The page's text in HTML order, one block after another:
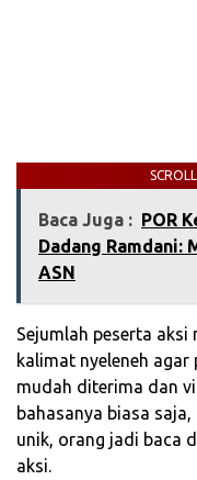
Baca Juga : POR
Dadang
ASN
Sejumlah peserta aksi
kalimat nyeleneh agar
mudah diterima dan
bahasanya biasa
unik, orang jadi baca
aksi.